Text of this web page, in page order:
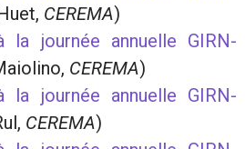
CEREMA)
la journée annuelle GIRN-
CEREMA)
la journée annuelle GIRN-
CEREMA)